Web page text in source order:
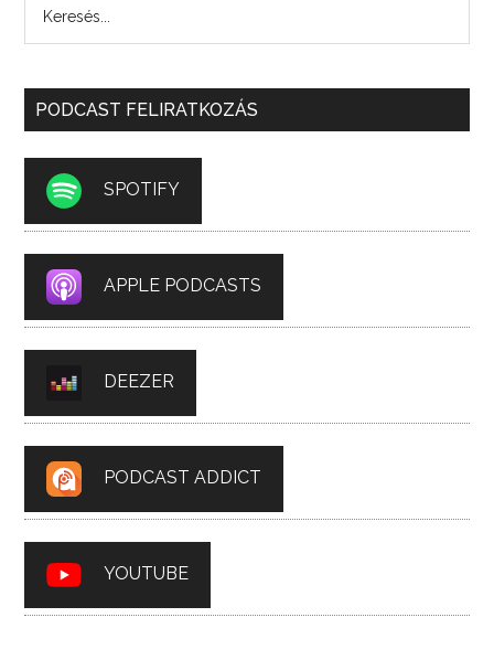
PODCAST FELIRATKOZÁS
SPOTIFY
APPLE PODCASTS
DEEZER
PODCAST ADDICT
YOUTUBE